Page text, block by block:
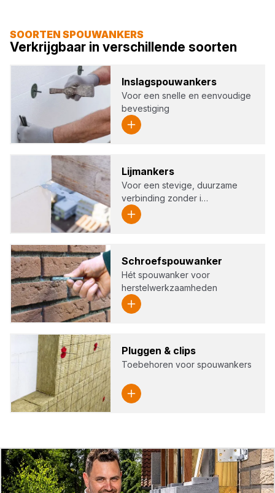
SOORTEN SPOUWANKERS
Verkrijgbaar in verschillende soorten
Inslagspouw­an­kers
Voor een snelle en eenvoudige
bevestiging
Lijm­an­kers
Voor een stevige, duurzame
verbinding zonder i…
Schroefspouw­an­ker
Hét spouwanker voor
herstelwerkzaamheden
Plug­gen & clips
Toebehoren voor spouwankers